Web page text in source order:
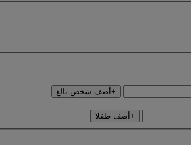
+أضف شخص بالغ
+أضف طفلا